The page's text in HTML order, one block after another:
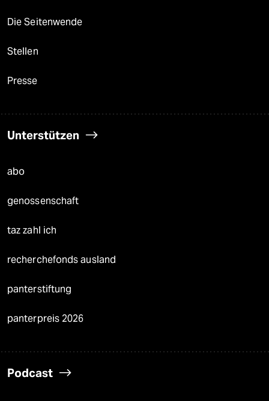
Die Seitenwende
Stellen
Presse
Unterstützen
abo
genossenschaft
taz zahl ich
recherchefonds ausland
panterstiftung
panterpreis 2026
Podcast